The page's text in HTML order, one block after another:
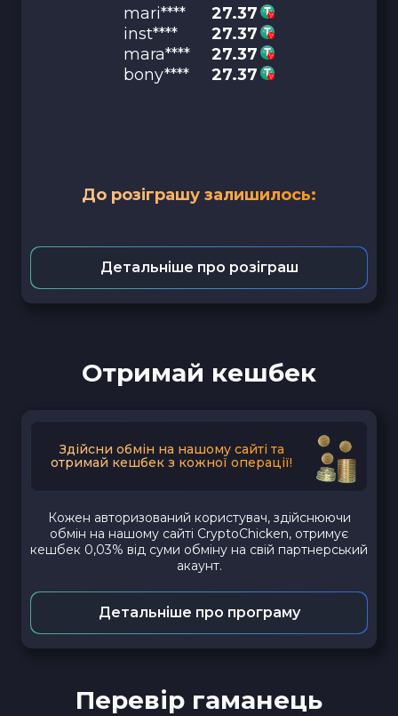
mari****
27.37
inst****
27.37
mara****
27.37
bony****
27.37
До розіграшу залишилось:
Детальніше про розіграш
Отримай кешбек
Здійсни обмін на нашому сайті та
отримай кешбек з кожної операції!
Кожен авторизований користувач, здійснюючи
обмін на нашому сайті CryptoChicken, отримує
кешбек 0,03% від суми обміну на свій партнерський
акаунт.
Детальніше про програму
Перевір гаманець